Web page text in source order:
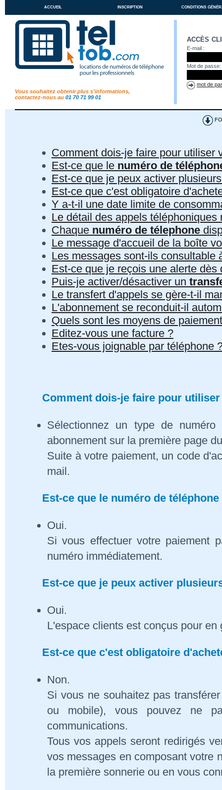
accueil inscription conditions
Vous souhaitez obtenir plus s'informations,
contactez-nous au 01 70 71 99 01
accès
E-mail :
Mot de passe:
mot de
Comment dois-je faire pour utiliser
Est-ce que le numéro de
Est-ce que je peux activer
Est-ce que c'est obligatoire
Y a-t-il une date limite de
Le détail des appels
Chaque numéro de télephone
Le message d'accueil de la boîte
Les messages sont-ils consultable
Est-ce que je reçois une alerte
Puis-je activer/désactiver un
Le transfert d'appels se gère-t-il
L'abonnement se reconduit-il
Quels sont les moyens de
Editez-vous une facture ?
Etes-vous joignable par téléphone
Comment dois-je faire pour
Sélectionnez un type de
abonnement sur la première page
Suite à votre paiement, un code
mail.
Est-ce que le numéro de
Oui.
Si vous effectuer votre paiement
numéro immédiatement.
Est-ce que je peux activer
Oui.
L'espace clients est conçus pour
Est-ce que c'est obligatoire
Non.
Si vous ne souhaitez pas
ou mobile), vous pouvez ne
communications.
Tous vos appels seront redirigés
vos messages en composant votre
la première sonnerie ou en vous